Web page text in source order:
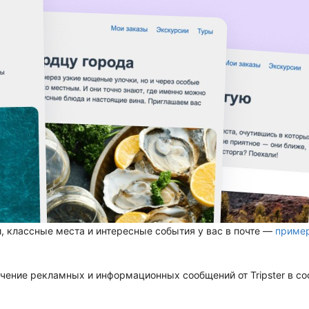
классные места и интересные события у вас в почте —
рекламных и информационных сообщений от Tripster в